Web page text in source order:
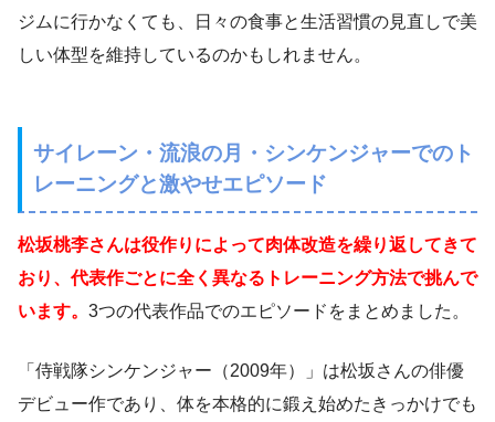
ジムに行かなくても、日々の食事と生活習慣の見直しで美
しい体型を維持しているのかもしれません。
サイレーン・流浪の月・シンケンジャーでのト
レーニングと激やせエピソード
松坂桃李さんは役作りによって肉体改造を繰り返してきて
おり、代表作ごとに全く異なるトレーニング方法で挑んで
います。 3つの代表作品でのエピソードをまとめました。
「侍戦隊シンケンジャー（2009年）」は松坂さんの俳優
デビュー作であり、体を本格的に鍛え始めたきっかけでも